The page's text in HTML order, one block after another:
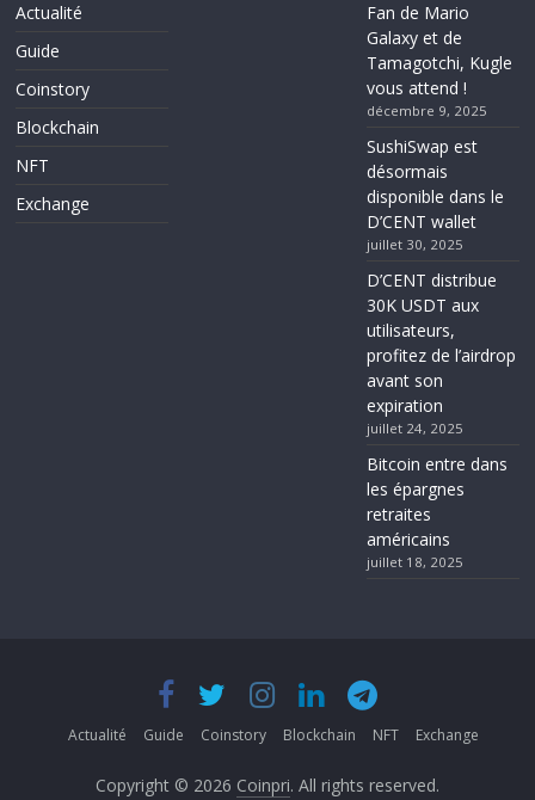
Actualité
Guide
Coinstory
Blockchain
NFT
Exchange
Fan de Mario
Galaxy et de
Tamagotchi, Kugle
vous attend !
décembre 9, 2025
SushiSwap est
désormais
disponible dans le
D’CENT wallet
juillet 30, 2025
D’CENT distribue
30K USDT aux
utilisateurs,
profitez de l’airdrop
avant son
expiration
juillet 24, 2025
Bitcoin entre dans
les épargnes
retraites
américains
juillet 18, 2025
Actualité Guide Coinstory Blockchain NFT Exchange
Copyright © 2026 Coinpri. All rights reserved.